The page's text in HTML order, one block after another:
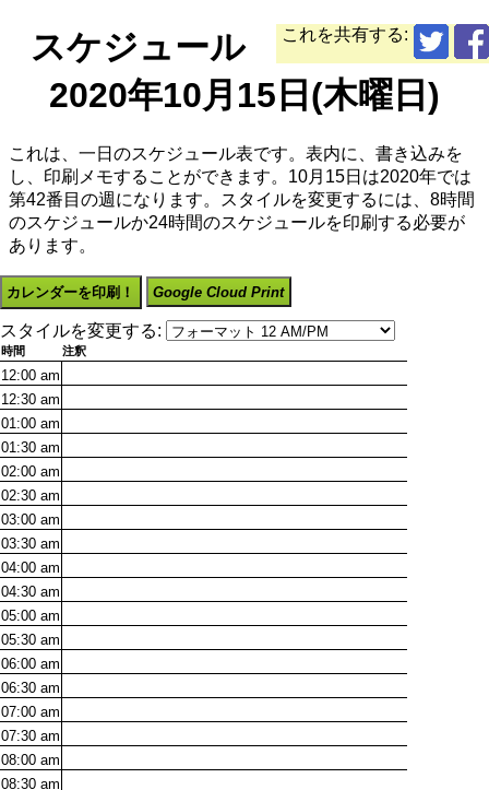
これを共有する:
スケジュール
2020年10月15日(木曜日)
これは、一日のスケジュール表です。表内に、書き込みを
し、印刷メモすることができます。10月15日は2020年では
第42番目の週になります。スタイルを変更するには、8時間
のスケジュールか24時間のスケジュールを印刷する必要が
あります。
カレンダーを印刷！ Google Cloud Print
スタイルを変更する:
時間 注釈
12:00 am
12:30 am
01:00 am
01:30 am
02:00 am
02:30 am
03:00 am
03:30 am
04:00 am
04:30 am
05:00 am
05:30 am
06:00 am
06:30 am
07:00 am
07:30 am
08:00 am
08:30 am